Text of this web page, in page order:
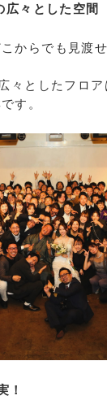
々とした空間
からでも見渡
々としたフロ
す。
！